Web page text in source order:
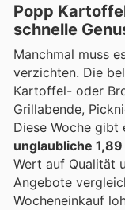
Popp
schnelle
Manchmal muss
verzichten. Die
Kartoffel- oder
Grillabende,
Diese Woche
unglaubliche 1,89
Wert auf Qualität
Angebote
Wocheneinkauf